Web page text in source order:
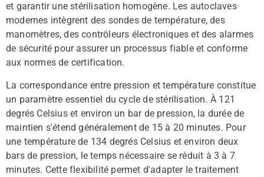
et garantir une stérilisation homogène. Les autoclaves
modernes intègrent des sondes de température, des
manomètres, des contrôleurs électroniques et des alarmes
de sécurité pour assurer un processus fiable et conforme
aux normes de certification.
La correspondance entre pression et température constitue
un paramètre essentiel du cycle de stérilisation. À 121
degrés Celsius et environ un bar de pression, la durée de
maintien s'étend généralement de 15 à 20 minutes. Pour
une température de 134 degrés Celsius et environ deux
bars de pression, le temps nécessaire se réduit à 3 à 7
minutes. Cette flexibilité permet d'adapter le traitement